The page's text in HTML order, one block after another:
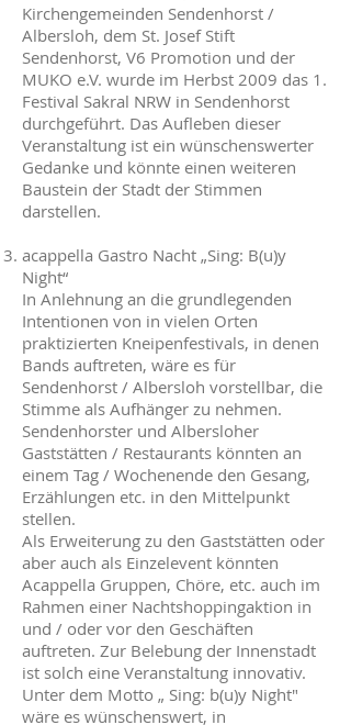
Kirchengemeinden Sendenhorst /
Albersloh, dem St. Josef Stift
Sendenhorst, V6 Promotion und der
MUKO e.V. wurde im Herbst 2009 das 1.
Festival Sakral NRW in Sendenhorst
durchgeführt. Das Aufleben dieser
Veranstaltung ist ein wünschenswerter
Gedanke und könnte einen weiteren
Baustein der Stadt der Stimmen
darstellen.
acappella Gastro Nacht „Sing: B(u)y
Night“
In Anlehnung an die grundlegenden
Intentionen von in vielen Orten
praktizierten Kneipenfestivals, in denen
Bands auftreten, wäre es für
Sendenhorst / Albersloh vorstellbar, die
Stimme als Aufhänger zu nehmen.
Sendenhorster und Albersloher
Gaststätten / Restaurants könnten an
einem Tag / Wochenende den Gesang,
Erzählungen etc. in den Mittelpunkt
stellen.
Als Erweiterung zu den Gaststätten oder
aber auch als Einzelevent könnten
Acappella Gruppen, Chöre, etc. auch im
Rahmen einer Nachtshoppingaktion in
und / oder vor den Geschäften
auftreten. Zur Belebung der Innenstadt
ist solch eine Veranstaltung innovativ.
Unter dem Motto „ Sing: b(u)y Night"
wäre es wünschenswert, in